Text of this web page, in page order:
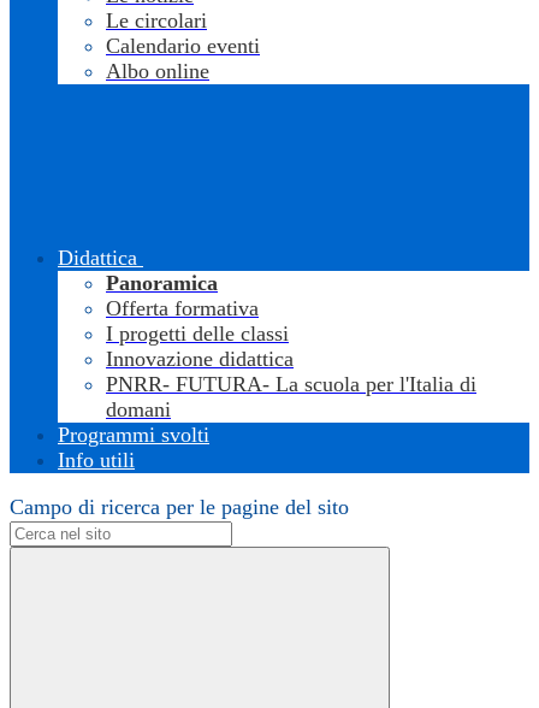
Le circolari
Calendario eventi
Albo online
Didattica
Panoramica
Offerta formativa
I progetti delle classi
Innovazione didattica
PNRR- FUTURA- La scuola per l'Italia di
domani
Programmi svolti
Info utili
Campo di ricerca per le pagine del sito